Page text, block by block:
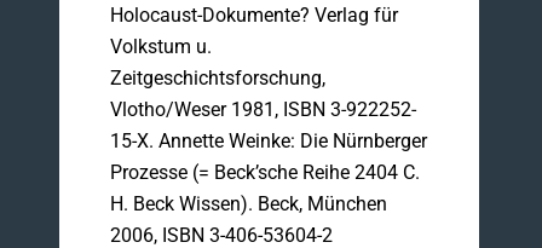
Holocaust-Dokumente? Verlag für
Volkstum u.
Zeitgeschichtsforschung,
Vlotho/Weser 1981, ISBN 3-922252-
15-X. Annette Weinke: Die Nürnberger
Prozesse (= Beck’sche Reihe 2404 C.
H. Beck Wissen). Beck, München
2006, ISBN 3-406-53604-2